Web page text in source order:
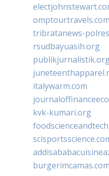
omptourtravels.com
tribratanews-
rsudbayuasih.org
italywarm.com
kvk-kumari.org
burgerimcamas.com